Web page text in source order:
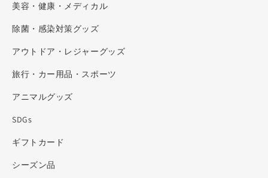
美容・健康・メディカル
除菌・感染対策グッズ
アウトドア・レジャーグッズ
旅行・カー用品・スポーツ
アニマルグッズ
SDGs
ギフトカード
シーズン品